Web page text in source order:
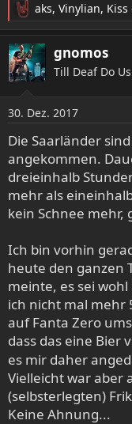
R
e
a
k
t
n
e
n
:
aks, Vinylian, Kiss
gnomos
Till Deaf Do
30. Dez. 2017
Die Saarländer
angekommen.
dreieinhalb
mehr als
kein Schnee mehr,
Ich bin vorhin
heute den ganzen
meinte, es sei
ich nicht mal mehr
auf Fanta Zero
dass das eine Bier
es mir daher
Vielleicht war aber
(selbsterlegten)
Keine Ahnung...